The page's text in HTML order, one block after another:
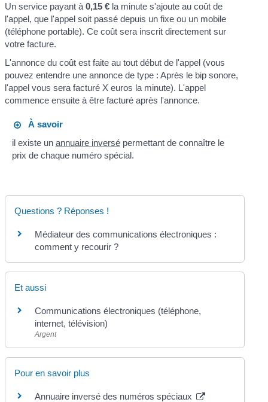
Un service payant à0,15 € la minute s'ajoute au coût de
l'appel, que l'appel soit passé depuis un fixe ou un mobile
(téléphone portable). Ce coût sera inscrit directement sur
votre facture.
L'annonce du coût est faite au tout début de l'appel (vous
pouvez entendre une annonce de type :Après le bip sonore,
l'appel vous sera facturé X euros la minute). L'appel
commence ensuite à être facturé après l'annonce.
À savoir
il existe un annuaire inversépermettant de connaître le
prix de chaque numéro spécial.
Questions ? Réponses !
Médiateur des communications électroniques :
comment y recourir ?
Et aussi
Communications électroniques (téléphone,
internet, télévision)
Argent
Pour en savoir plus
Annuaire inversé des numéros spéciaux